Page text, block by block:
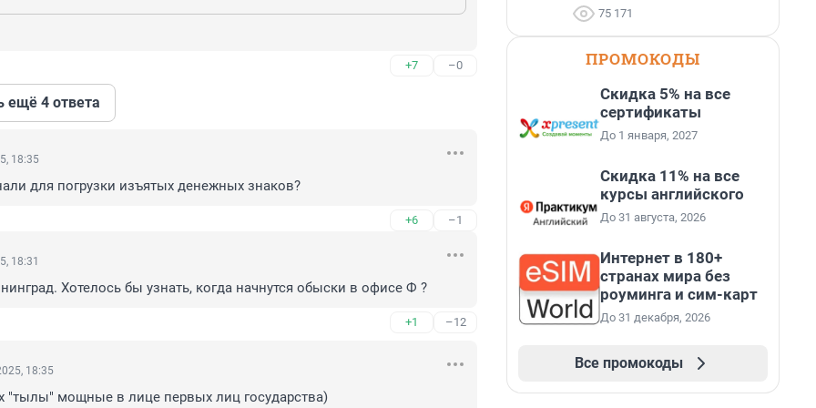
+7 –0
ещё 4 ответа
18:35
для погрузки изъятых денежных знаков?
+6 –1
18:31
Хотелось бы узнать, когда начнутся обыски в офисе Ф ?
+1 –12
18:35
"тылы" мощные в лице первых лиц государства)
75 171
ПРОМОКОДЫ
Скидка 5% на все
сертификаты
До 1 января, 2027
Скидка 11% на все
курсы английского
До 31 августа, 2026
Интернет в 180+
странах мира без
роуминга и сим-карт
До 31 декабря, 2026
Все промокоды